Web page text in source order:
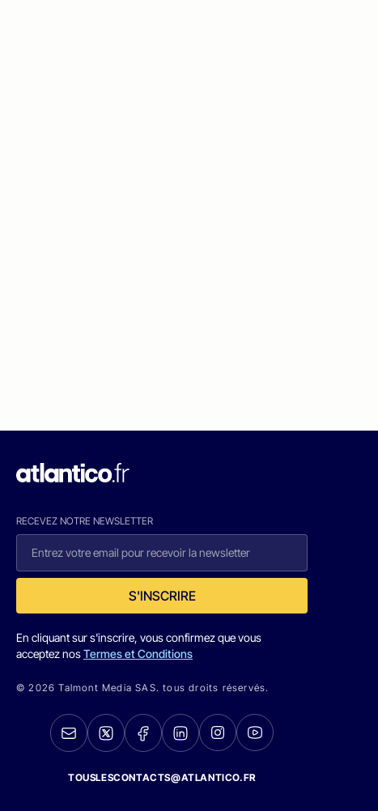
RECEVEZ NOTRE NEWSLETTER
S'INSCRIRE
En cliquant sur s'inscrire, vous confirmez que vous
acceptez nosTermes et Conditions
© 2026 Talmont Media SAS. tous droits réservés.
TOUSLESCONTACTS@ATLANTICO.FR